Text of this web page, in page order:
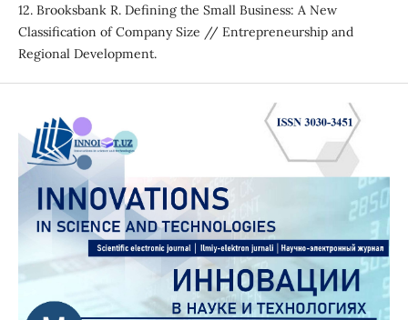
12. Brooksbank R. Defining the Small Business: A New
Classification of Company Size // Entrepreneurship and
Regional Development.